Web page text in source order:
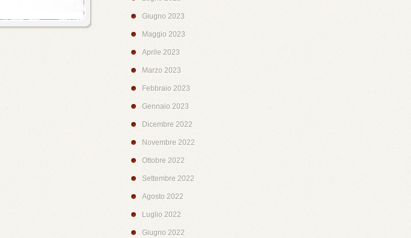
Giugno 2023
Maggio 2023
Aprile 2023
Marzo 2023
Febbraio 2023
Gennaio 2023
Dicembre 2022
Novembre 2022
Ottobre 2022
Settembre 2022
Agosto 2022
Luglio 2022
Giugno 2022